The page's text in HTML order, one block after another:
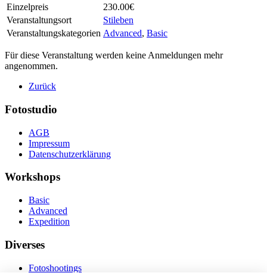
Einzelpreis
230.00€
Veranstaltungsort
Stileben
Veranstaltungskategorien Advanced, Basic
Für diese Veranstaltung werden keine Anmeldungen mehr
angenommen.
Zurück
Fotostudio
AGB
Impressum
Datenschutzerklärung
Workshops
Basic
Advanced
Expedition
Diverses
Fotoshootings